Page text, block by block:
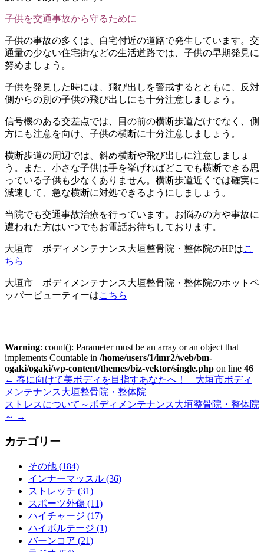
子供を交通事故から守るために
子供の事故の多くは、自宅付近の道路で発生しています。交
通量の少ない住宅街などの生活道路では、子供の早期発見に
努めましょう。
子供を発見した時には、飛び出しを警戒するとともに、反対
側からの別の子供の飛び出しにも十分注意しましょう。
信号機のある交差点では、目の前の横断歩道だけでなく、側
方にも注意を向け、子供の横断に十分注意しましょう。
横断歩道の周辺では、斜め横断や飛び出しに注意しましょ
う。また、小さな子供は手を挙げればどこでも横断できる思
っている子供も少なくありません。横断歩道近くでは確実に
減速して、急な横断に対処できるようにしましょう。
当院でも交通事故治療を行っています。お悩みの方や事故に
遭われた方はいつでもお電話お待ちしております。
大垣市 ボディメンテナンス大垣整骨院・整体院のHPはこ
ちら
大垣市 ボディメンテナンス大垣整骨院・整体院のホットペ
ッパービューティーはこちら
Warning: count(): Parameter must be an array or an object that
implements Countable in /home/users/1/imr2/web/bm-
ogaki/ogaki/wp-content/themes/biz-vektor/single.php on line 46
← 春に向けて美ボディを目指すあなたへ！ 大垣市ボディ
メンテナンス大垣整骨院・整体院
ストレスについて～ボディメンテナンス大垣整骨院・整体院
～ →
カテゴリー
その他 (184)
インナーマッスル (36)
ストレッチ (31)
スポーツ外傷 (11)
ハイチャージ (17)
ハイボルテージ (1)
バーンコア (21)